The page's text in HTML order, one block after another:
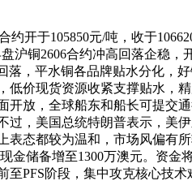
开于105850元/吨，收于
沪铜2606合约冲高回落企稳
落，平水铜各品牌贴水分化
价现货资源收紧支撑贴水
放，全球船东和船长可提交
，美国总统特朗普表示，
态都较为温和，市场风偏有
金储备增至1300万澳元。资
PFS阶段，集中攻克核心技